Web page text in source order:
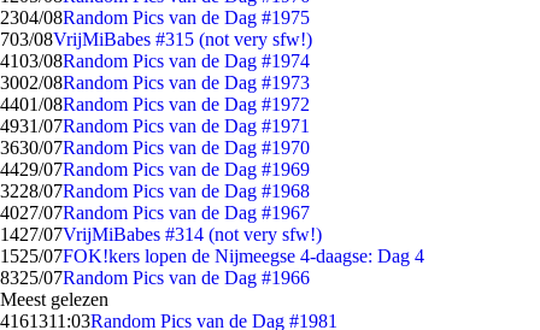
2304/08Random Pics van de Dag #1975
703/08VrijMiBabes #315 (not very sfw!)
4103/08Random Pics van de Dag #1974
3002/08Random Pics van de Dag #1973
4401/08Random Pics van de Dag #1972
4931/07Random Pics van de Dag #1971
3630/07Random Pics van de Dag #1970
4429/07Random Pics van de Dag #1969
3228/07Random Pics van de Dag #1968
4027/07Random Pics van de Dag #1967
1427/07VrijMiBabes #314 (not very sfw!)
1525/07FOK!kers lopen de Nijmeegse 4-daagse: Dag 4
8325/07Random Pics van de Dag #1966
Meest gelezen
4161311:03Random Pics van de Dag #1981